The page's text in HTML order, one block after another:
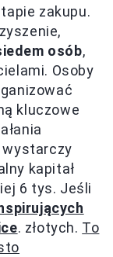
zakupu.
osób,
Osoby
kluczowe
wystarczy
kapitał
6 tys. Jeśli
. złotych. To